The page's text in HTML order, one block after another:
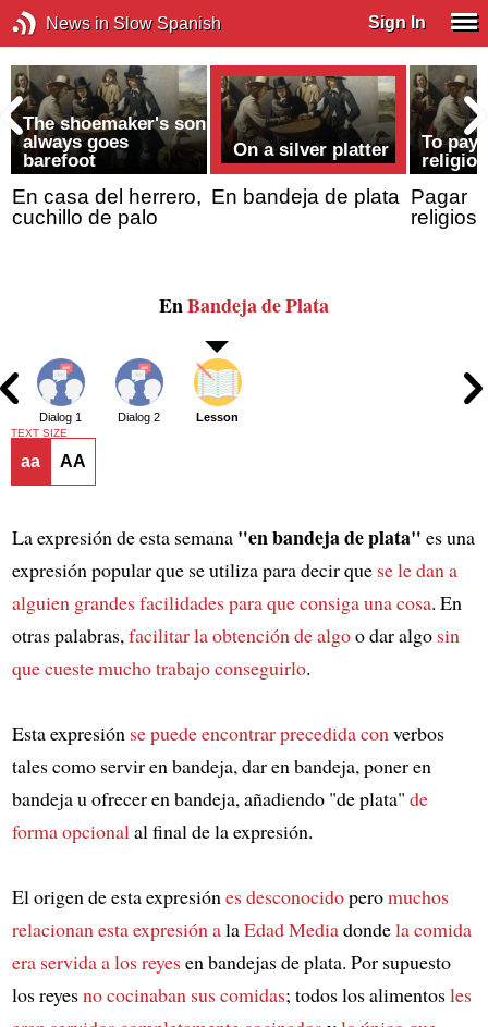
News in Slow Spanish Sign In
The shoemaker's son
always goes
barefoot
En casa del herrero,
cuchillo de palo
On a silver platter
En bandeja de plata
To pay
Pagar
EnBandeja de Plata
Dialog 1 Dialog 2 Lesson
TEXT SIZE
aa AA
La expresión de esta semana "en bandeja de plata" es una
expresión popular que se utiliza para decir que se le dan a
alguien grandes facilidadespara que consiga una cosa. En
otras palabras, facilitar la obtención de algoo dar algo sin
que cueste mucho trabajo conseguirlo.
Esta expresión se puede encontrar precedida con verbos
tales como servir en bandeja, dar en bandeja, poner en
bandeja u ofrecer en bandeja, añadiendo "de plata" de
forma opcional al final de la expresión.
El origen de esta expresión es desconocidoperomuchos
relacionan esta expresión alaEdad Mediadondela comida
era servida a los reyesen bandejas de plata. Por supuesto
los reyesno cocinaban sus comidas; todos los alimentosles